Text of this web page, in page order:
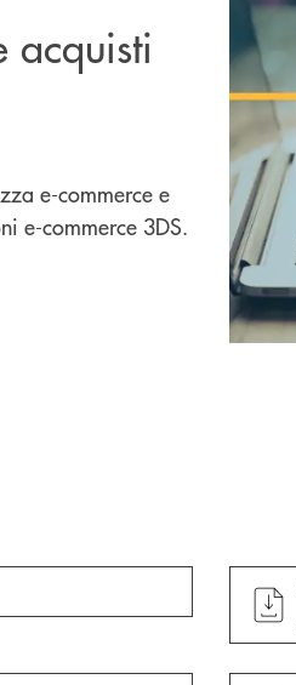
acquisti
e-commerce e
e-commerce 3DS.